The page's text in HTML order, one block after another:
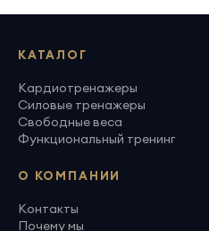
КАТАЛОГ
Кардиотренажеры
Силовые тренажеры
Свободные веса
Функциональный тренинг
О КОМПАНИИ
Контакты
Почему мы